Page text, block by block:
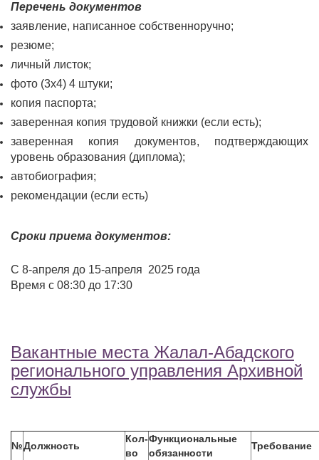
Перечень документов
заявление, написанное собственноручно;
резюме;
личный листок;
фото (3х4) 4 штуки;
копия паспорта;
заверенная копия трудовой книжки (если есть);
заверенная копия документов, подтверждающих
уровень образования (диплома);
автобиография;
рекомендации (если есть)
Сроки приема документов:
С 8-апреля до 15-апреля 2025 года
Время с 08:30 до 17:30
Вакантные места Жалал-Абадского
регионального управления Архивной
службы
№Должность
Кол-
во
Функциональные
обязанности
Требование